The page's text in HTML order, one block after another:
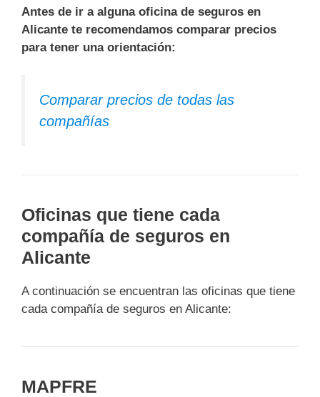
Antes de ir a alguna oficina de seguros en
Alicante te recomendamos comparar precios
para tener una orientación:
Comparar precios de todas las
compañías
Oficinas que tiene cada
compañía de seguros en
Alicante
A continuación se encuentran las oficinas que tiene
cada compañía de seguros en Alicante:
MAPFRE